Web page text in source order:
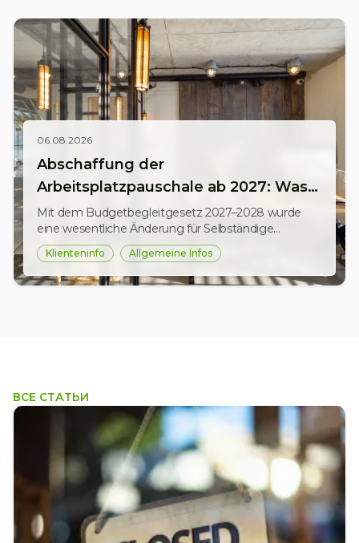
06.08.2026
Abschaffung der
Arbeitsplatzpauschale ab 2027: Was
Selbständige jetzt wissen müssen
Mit dem Budgetbegleitgesetz 2027–2028 wurde
eine wesentliche Änderung für Selbständige
beschlossen: Sowohl die kleine als auch die große
Arbeitsplatzpauschale sowie das Telearbeitspauschale
entfallen ab 2027. Gleichzeitig bleibt der Abzug eines
Klienteninfo Allgemeine Infos
ВСЕ СТАТЬИ